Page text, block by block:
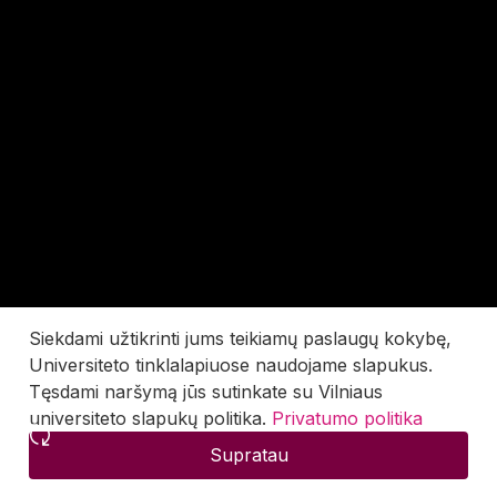
Siekdami užtikrinti jums teikiamų paslaugų kokybę,
Universiteto tinklalapiuose naudojame slapukus.
Tęsdami naršymą jūs sutinkate su Vilniaus
universiteto slapukų politika. Privatumo politika
Supratau